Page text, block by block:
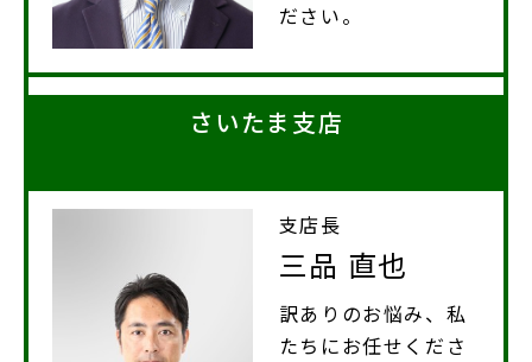
ださい。
さいたま支店
支店長
三品 直也
訳ありのお悩み、私
たちにお任せくださ